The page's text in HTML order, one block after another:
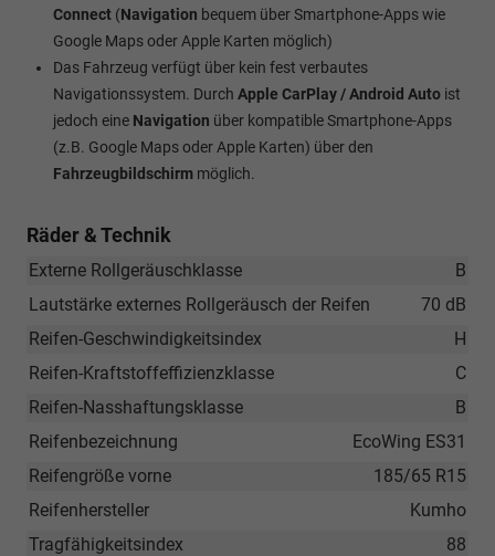
Connect (Navigation bequem über Smartphone-Apps wie
Google Maps oder Apple Karten möglich)
Das Fahrzeug verfügt über kein fest verbautes
Navigationssystem. Durch Apple CarPlay / Android Auto ist
jedoch eine Navigation über kompatible Smartphone-Apps
(z.B. Google Maps oder Apple Karten) über den
Fahrzeugbildschirm möglich.
Räder & Technik
B
Externe Rollgeräuschklasse
70 dB
Lautstärke externes Rollgeräusch der Reifen
H
Reifen-Geschwindigkeitsindex
C
Reifen-Kraftstoffeffizienzklasse
B
Reifen-Nasshaftungsklasse
EcoWing ES31
Reifenbezeichnung
185/65 R15
Reifengröße vorne
Kumho
Reifenhersteller
88
Tragfähigkeitsindex